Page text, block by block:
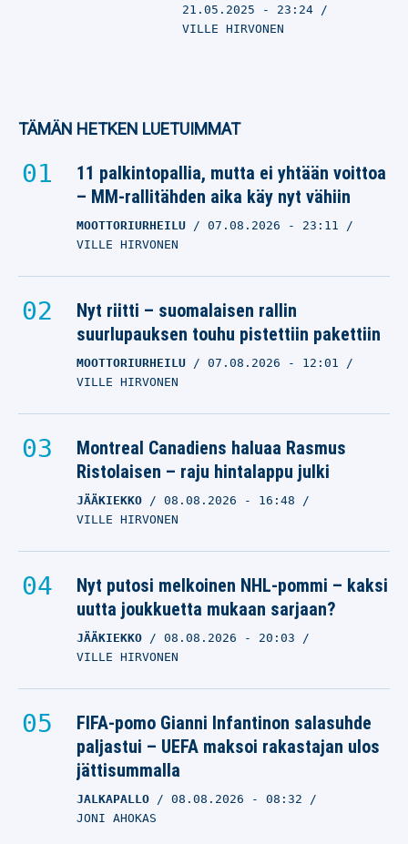
21.05.2025 - 23:24
VILLE HIRVONEN
TÄMÄN HETKEN LUETUIMMAT
11 palkintopallia, mutta ei yhtään voittoa
– MM-rallitähden aika käy nyt vähiin
MOOTTORIURHEILU 07.08.2026 - 23:11
VILLE HIRVONEN
Nyt riitti – suomalaisen rallin
suurlupauksen touhu pistettiin pakettiin
MOOTTORIURHEILU 07.08.2026 - 12:01
VILLE HIRVONEN
Montreal Canadiens haluaa Rasmus
Ristolaisen – raju hintalappu julki
JÄÄKIEKKO 08.08.2026 - 16:48
VILLE HIRVONEN
Nyt putosi melkoinen NHL-pommi – kaksi
uutta joukkuetta mukaan sarjaan?
JÄÄKIEKKO 08.08.2026 - 20:03
VILLE HIRVONEN
FIFA-pomo Gianni Infantinon salasuhde
paljastui – UEFA maksoi rakastajan ulos
jättisummalla
JALKAPALLO 08.08.2026 - 08:32
JONI AHOKAS